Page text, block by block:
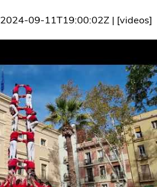
2024-09-11T19:00:02Z | [videos]